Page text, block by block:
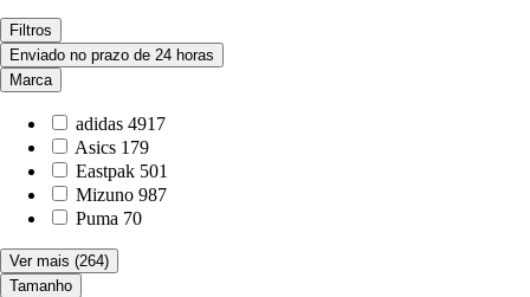
Filtros
Enviado no prazo de 24 horas
Marca
adidas 4917
Asics 179
Eastpak 501
Mizuno 987
Puma 70
Ver mais (264)
Tamanho